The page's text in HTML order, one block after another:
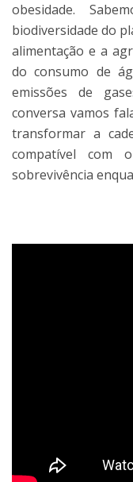
obesidade.
biodiversidade do
alimentação e a
do consumo de
emissões de
conversa vamos
transformar a
compatível com
sobrevivência